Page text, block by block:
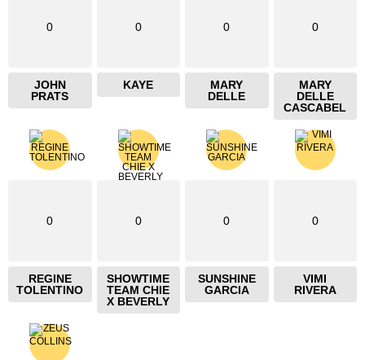
0
JOHN
PRATS
0
KAYE
0
MARY
DELLE
0
MARY
DELLE
CASCABEL
0
REGINE
TOLENTINO
0
SHOWTIME
TEAM CHIE
X BEVERLY
0
SUNSHINE
GARCIA
0
VIMI
RIVERA